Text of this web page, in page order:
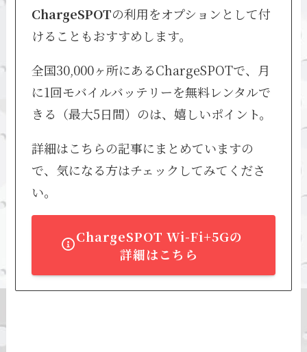
ChargeSPOTの利用をオプションとして付
けることもおすすめします。
全国30,000ヶ所にあるChargeSPOTで、月
に1回モバイルバッテリーを無料レンタルで
きる（最大5日間）のは、嬉しいポイント。
詳細はこちらの記事にまとめていますの
で、気になる方はチェックしてみてくださ
い。
ChargeSPOT Wi-Fi+5Gの
詳細はこちら